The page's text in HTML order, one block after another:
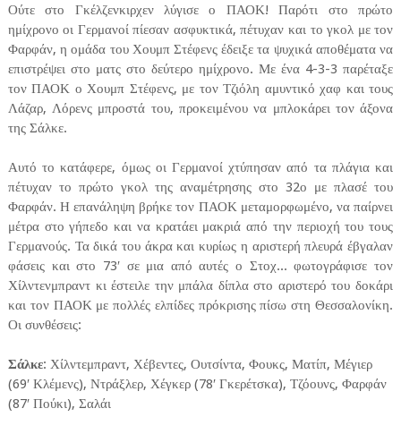
Ούτε στο Γκέλζενκιρχεν λύγισε ο ΠΑΟΚ! Παρότι στο πρώτο
ημίχρονο οι Γερμανοί πίεσαν ασφυκτικά, πέτυχαν και το γκολ με τον
Φαρφάν, η ομάδα του Χουμπ Στέφενς έδειξε τα ψυχικά αποθέματα να
επιστρέψει στο ματς στο δεύτερο ημίχρονο. Με ένα 4-3-3 παρέταξε
τον ΠΑΟΚ ο Χουμπ Στέφενς, με τον Τζιόλη αμυντικό χαφ και τους
Λάζαρ, Λόρενς μπροστά του, προκειμένου να μπλοκάρει τον άξονα
της Σάλκε.
Αυτό το κατάφερε, όμως οι Γερμανοί χτύπησαν από τα πλάγια και
πέτυχαν το πρώτο γκολ της αναμέτρησης στο 32ο με πλασέ του
Φαρφάν. Η επανάληψη βρήκε τον ΠΑΟΚ μεταμορφωμένο, να παίρνει
μέτρα στο γήπεδο και να κρατάει μακριά από την περιοχή του τους
Γερμανούς. Τα δικά του άκρα και κυρίως η αριστερή πλευρά έβγαλαν
φάσεις και στο 73′ σε μια από αυτές ο Στοχ... φωτογράφισε τον
Χίλντενμπραντ κι έστειλε την μπάλα δίπλα στο αριστερό του δοκάρι
και τον ΠΑΟΚ με πολλές ελπίδες πρόκρισης πίσω στη Θεσσαλονίκη.
Οι συνθέσεις:
Σάλκε: Χίλντεμπραντ, Χέβεντες, Ουτσίντα, Φουκς, Ματίπ, Μέγιερ
(69′ Κλέμενς), Ντράξλερ, Χέγκερ (78′ Γκερέτσκα), Τζόουνς, Φαρφάν
(87′ Πούκι), Σαλάι